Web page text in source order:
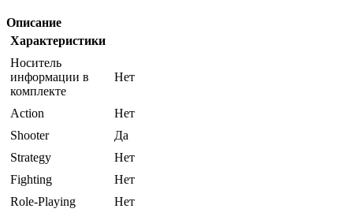
Описание
Характеристики
Носитель
информации в
комплекте
Нет
Action
Нет
Shooter
Да
Strategy
Нет
Fighting
Нет
Role-Playing
Нет